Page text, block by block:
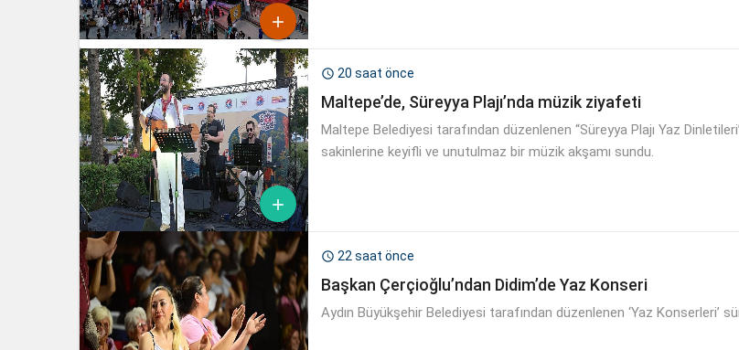


 20 saat önce
Maltepe’de, Süreyya Plajı’nda müzik ziyafeti
Maltepe Belediyesi tarafından düzenlenen “Süreyya Plajı Yaz
sakinlerine keyifli ve unutulmaz bir müzik akşamı sundu.
 22 saat önce
Başkan Çerçioğlu’ndan Didim’de Yaz Konseri
Aydın Büyükşehir Belediyesi tarafından düzenlenen ‘Yaz Konserleri’